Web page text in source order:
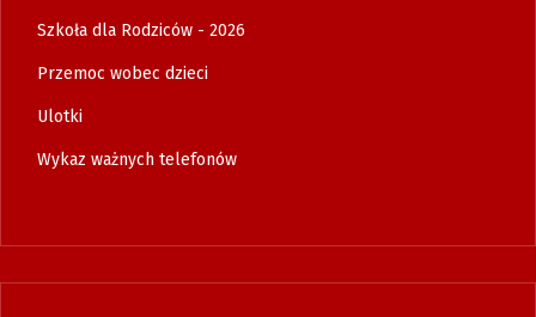
Szkoła dla Rodziców - 2026
Przemoc wobec dzieci
Ulotki
Wykaz ważnych telefonów